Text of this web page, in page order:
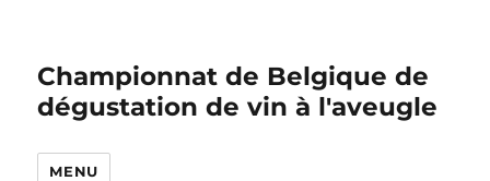
Championnat de Belgique de
dégustation de vin à l'aveugle
MENU